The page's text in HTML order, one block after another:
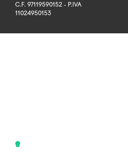
C.F. 97119590152 - P.IVA
11024950153